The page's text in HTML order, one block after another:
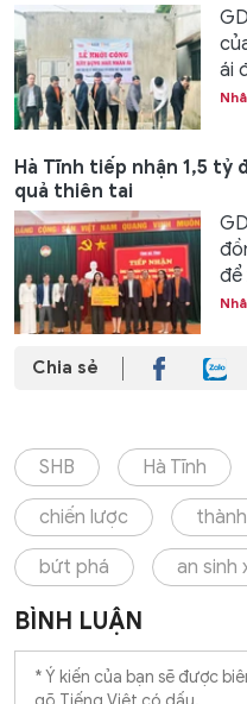
ái
Hà Tĩnh tiếp nhận 1,5 tỷ
quả thiên tai
để
Chia sẻ
SHB Hà Tĩnh
chiến lược
bứt phá an sinh
BÌNH LUẬN